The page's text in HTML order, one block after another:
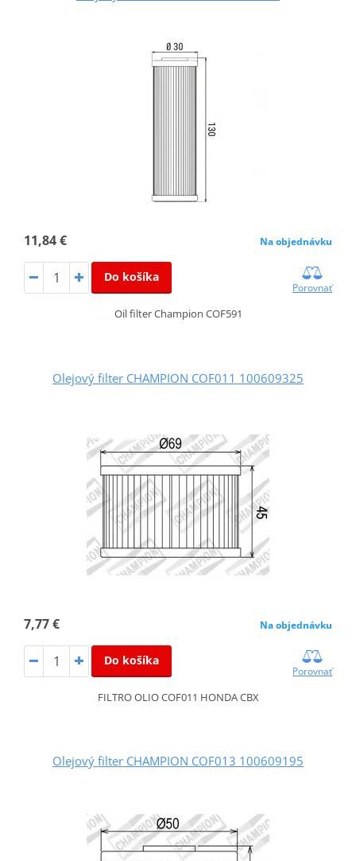
11,84 € Na objednávku
Do košíka
Porovnať
Oil filter Champion COF591
Olejový filter CHAMPION COF011 100609325
7,77 € Na objednávku
Do košíka
Porovnať
FILTRO OLIO COF011 HONDA CBX
Olejový filter CHAMPION COF013 100609195